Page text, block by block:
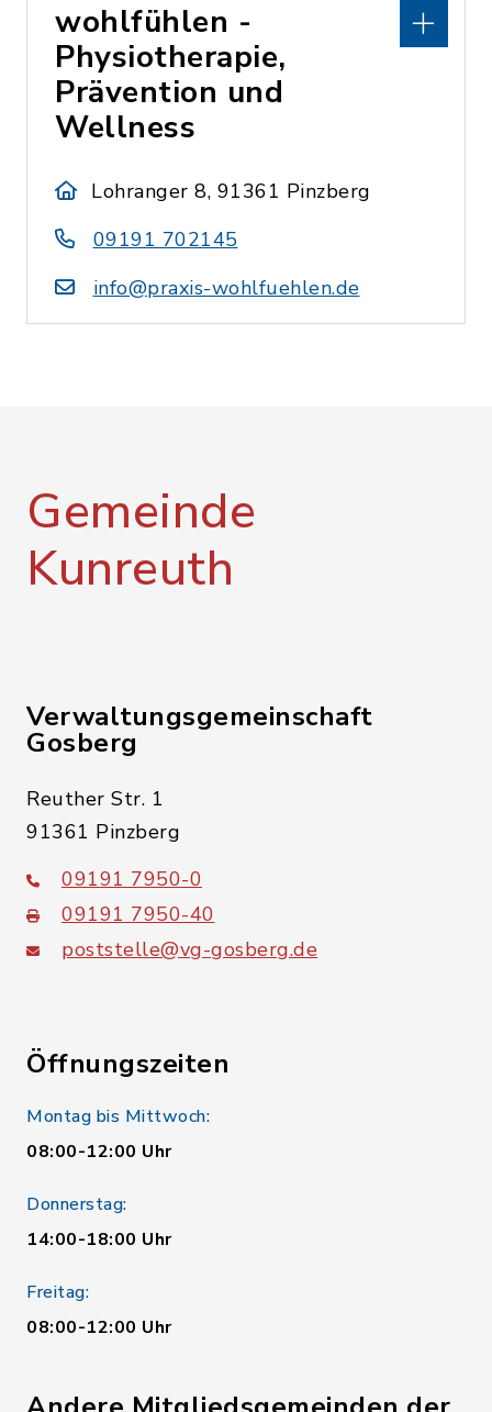
wohlfühlen -
Physiotherapie,
Prävention und
Wellness
Lohranger 8, 91361 Pinzberg
09191 702145
info@praxis-wohlfuehlen.de
Gemeinde
Kunreuth
Verwaltungsgemeinschaft
Gosberg
Reuther Str. 1
91361 Pinzberg
09191 7950-0
09191 7950-40
poststelle@vg-gosberg.de
Öffnungszeiten
Montag bis Mittwoch:
08:00-12:00 Uhr
Donnerstag:
14:00-18:00 Uhr
Freitag:
08:00-12:00 Uhr